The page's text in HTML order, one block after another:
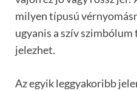
milyen típusú
ugyanis a szív
jelezhet.
Az egyik leggyakoribb